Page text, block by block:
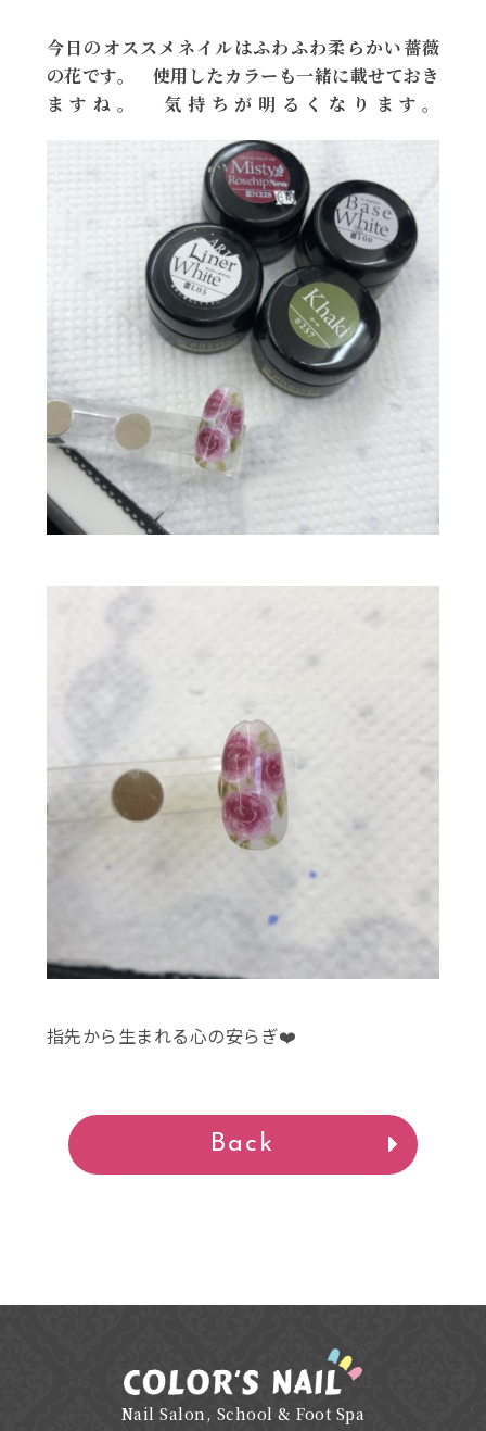
今日のオススメネイルはふわふわ柔らかい薔薇
の花です。 使用したカラーも一緒に載せておき
ますね。 気持ちが明るくなります。
指先から生まれる心の安らぎ❤️
Back
Nail Salon, School & Foot Spa